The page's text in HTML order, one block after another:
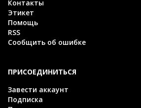
Контакты
Этикет
Помощь
RSS
Сообщить об ошибке
ПРИСОЕДИНИТЬСЯ
Завести аккаунт
Подписка